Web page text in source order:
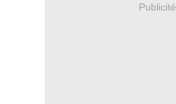
Publicité